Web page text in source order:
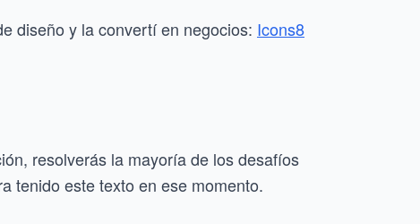
diseño y la convertí en negocios: Icons8
resolverás la mayoría de los desafíos
tenido este texto en ese momento.